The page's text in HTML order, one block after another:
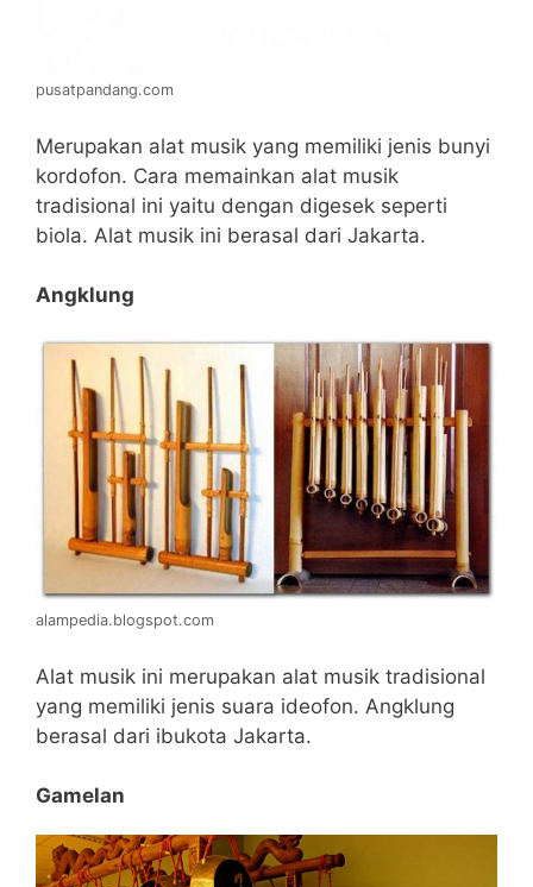
pusatpandang.com
Merupakan alat musik yang memiliki jenis bunyi
kordofon. Cara memainkan alat musik
tradisional ini yaitu dengan digesek seperti
biola. Alat musik ini berasal dari Jakarta.
Angklung
alampedia.blogspot.com
Alat musik ini merupakan alat musik tradisional
yang memiliki jenis suara ideofon. Angklung
berasal dari ibukota Jakarta.
Gamelan